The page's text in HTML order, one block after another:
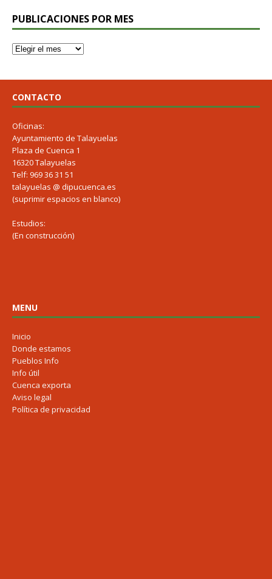
PUBLICACIONES POR MES
CONTACTO
Oficinas:
Ayuntamiento de Talayuelas
Plaza de Cuenca 1
16320 Talayuelas
Telf: 969 36 31 51
talayuelas @ dipucuenca.es
(suprimir espacios en blanco)
Estudios:
(En construcción)
MENU
Inicio
Donde estamos
Pueblos Info
Info útil
Cuenca exporta
Aviso legal
Política de privacidad